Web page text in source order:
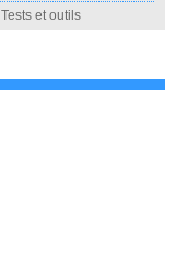
Tests et outils